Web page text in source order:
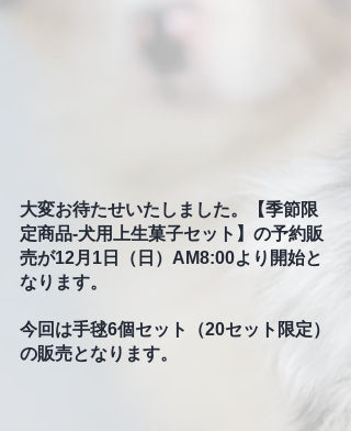
大変お待たせいたしました。【季節限
定商品-犬用上生菓子セット】の予約販
売が12月1日（日）AM8:00より開始と
なります。
今回は手毬6個セット（20セット限定）
の販売となります。